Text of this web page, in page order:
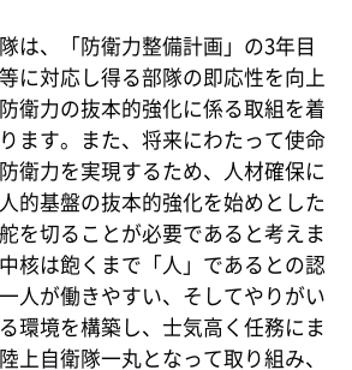
は、「防衛力整備計画」の3年目
に対応し得る部隊の即応性を向上
衛力の抜本的強化に係る取組を着
ます。また、将来にわたって使命
衛力を実現するため、人材確保に
的基盤の抜本的強化を始めとした
を切ることが必要であると考えま
核は飽くまで「人」であるとの認
人が働きやすい、そしてやりがい
環境を構築し、士気高く任務にま
上自衛隊一丸となって取り組み、